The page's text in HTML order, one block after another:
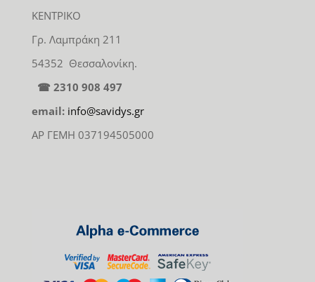
ΚΕΝΤΡΙΚΟ
Γρ. Λαμπράκη 211
54352 Θεσσαλονίκη.
☎ 2310 908 497
email: info@savidys.gr
ΑΡ ΓΕΜΗ 037194505000